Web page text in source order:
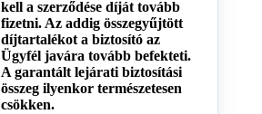
kell a szerződése díját tovább
fizetni. Az addig összegyűjtött
díjtartalékot a biztosító az
Ügyfél javára tovább befekteti.
A garantált lejárati biztosítási
összeg ilyenkor természetesen
csökken.